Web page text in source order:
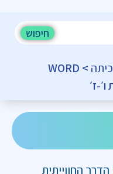
חיפוש
> WORD
הדרך החווייתית